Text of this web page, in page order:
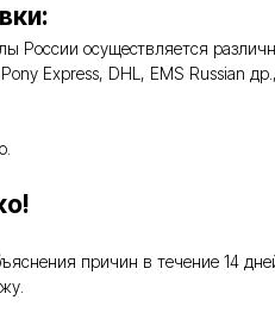
России осуществляется
Express, DHL, EMS Russian
причин в течение 14